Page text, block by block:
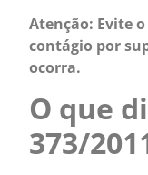
Atenção: Evite
contágio por
ocorra.
O que
373/